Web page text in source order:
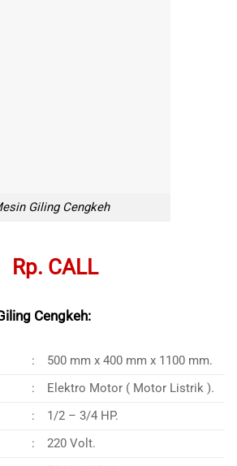
Giling Cengkeh
Rp. CALL
Cengkeh:
:
500 mm x 400 mm x 1100 mm.
:
Elektro Motor ( Motor Listrik ).
:
1/2 – 3/4 HP.
:
220 Volt.